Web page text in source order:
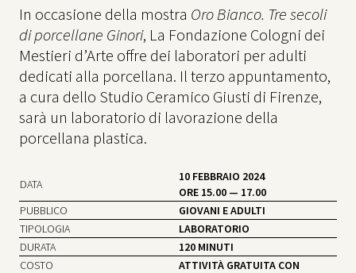
In occasione della mostra Oro Bianco. Tre secoli
di porcellane Ginori, La Fondazione Cologni dei
Mestieri d’Arte offre dei laboratori per adulti
dedicati alla porcellana. Il terzo appuntamento,
a cura dello Studio Ceramico Giusti di Firenze,
sarà un laboratorio di lavorazione della
porcellana plastica.
DATA
10 FEBBRAIO 2024
ORE 15.00 — 17.00
PUBBLICO
GIOVANI E ADULTI
TIPOLOGIA
LABORATORIO
DURATA
120 MINUTI
COSTO
ATTIVITÀ GRATUITA CON